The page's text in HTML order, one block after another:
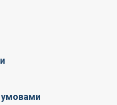
умовами